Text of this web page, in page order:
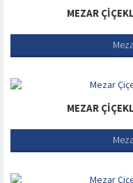
MEZAR
MEZAR